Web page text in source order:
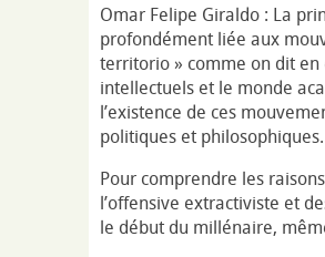
Omar Felipe Giraldo : La
profondément liée aux
territorio » comme on dit en
intellectuels et le monde
l’existence de ces
politiques et philosophiques.
Pour comprendre les
l’offensive extractiviste et
le début du millénaire,